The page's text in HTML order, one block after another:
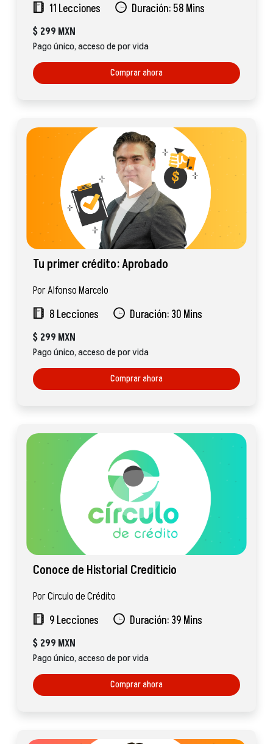
11 Lecciones Duración: 58 Mins
$299 MXN
Pago único, acceso de por vida
Comprar ahora
Tu primer crédito: Aprobado
Por Alfonso Marcelo
8 Lecciones
Duración: 30 Mins
$299 MXN
Pago único, acceso de por vida
Comprar ahora
Conoce de Historial Crediticio
Por Circulo de Crédito
9 Lecciones
Duración: 39 Mins
$299 MXN
Pago único, acceso de por vida
Comprar ahora